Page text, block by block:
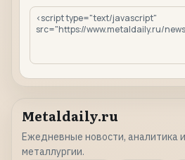
Metaldaily.ru
Ежедневные новости, аналитика
металлургии.